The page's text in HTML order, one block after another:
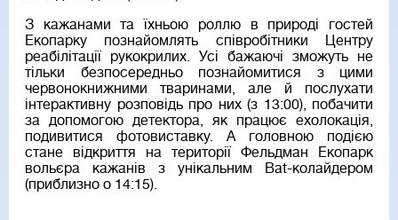
З кажанами та їхньою роллю в природі гостей
Екопарку познайомлять співробітники Центру
реабілітації рукокрилих. Усі бажаючі зможуть не
тільки безпосередньо познайомитися з цими
червонокнижними тваринами, але й послухати
інтерактивну розповідь про них (з 13:00), побачити
за допомогою детектора, як працює ехолокація,
подивитися фотовиставку. А головною подією
стане відкриття на території Фельдман Екопарк
вольєра кажанів з унікальним Bat-колайдером
(приблизно о 14:15).